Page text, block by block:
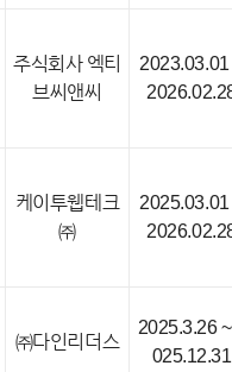
주식회사 엑티
브씨앤씨
2023.03.01
케이투웹테크
㈜
2025.03.01
㈜다인리더스
2025.3.26
025.12.31